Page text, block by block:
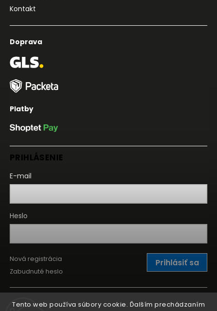
Tento web používa súbory cookie. Ďalším prechádzaním
Kontakt
Doprava
Platby
PRIHLÁSENIE
E-mail
Heslo
Prihlásiť sa
Nová registrácia
Zabudnuté heslo